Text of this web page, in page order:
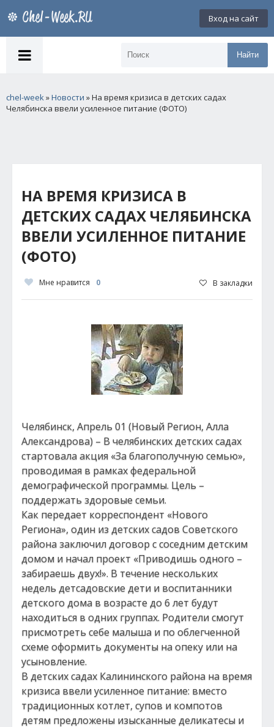
Вход на сайт
Найти
chel-week»Новости » На время кризиса в детских садах
Челябинска ввели усиленное питание (ФОТО)
НА ВРЕМЯ КРИЗИСА В
ДЕТСКИХ САДАХ ЧЕЛЯБИНСКА
ВВЕЛИ УСИЛЕННОЕ ПИТАНИЕ
(ФОТО)
Мне нравится 0 В закладки
Челябинск, Апрель 01 (Новый Регион, Алла
Александрова) – В челябинских детских садах
стартовала акция «За благополучную семью»,
проводимая в рамках федеральной
демографической программы. Цель –
поддержать здоровые семьи.
Как передает корреспондент «Нового
Региона», один из детских садов Советского
района заключил договор с соседним детским
домом и начал проект «Приводишь одного –
забираешь двух!». В течение нескольких
недель детсадовские дети и воспитанники
детского дома в возрасте до 6 лет будут
находиться в одних группах. Родители смогут
присмотреть себе малыша и по облегченной
схеме оформить документы на опеку или на
усыновление.
В детских садах Калининского района на время
кризиса ввели усиленное питание: вместо
традиционных котлет, супов и компотов
детям предложены изысканные деликатесы и